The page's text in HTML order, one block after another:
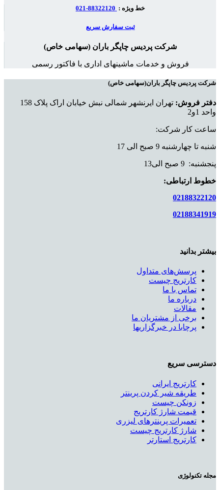
خط ویژه :
ثبت سفارش سریع
شرکت پردیس چاپگر باران (سهامی خاص)
فروش و خدمات ماشینهای اداری با فاکتور رسمی
شرکت پردیس چاپگر باران(سهامی خاص)
دفتر فروش:
تهران ایرنشهر شمالی نبش خیابان اراک پلاک 158
واحد 1و2
ساعت کار شرکت:
شنبه تا چهارشنبه 9 صبح الی 17
پنجشنبه: 9 صبح الی13
خطوط ارتباطی:
02188322120
02188341919
بیشتر بدانید
پرسش‌های متداول
کارتریج چیست
تماس با ما
درباره ما
مقالات
برخی از مشتریان ما
پرچابا در خبرگزاریها
دسترسی سریع
کارتریج ایرانی
طریقه شیر کردن پرینتر
زونکن چیست
قیمت شارژ کارتریج
تعمیرات پرینترهای لیزری
شارژ کارتریج چیست
کارتریج استارتر
مجله تکنولوژی